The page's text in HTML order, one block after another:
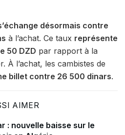
désormais contre
à l’achat. Ce taux représente
50 DZD par rapport à la
À l’achat, les cambistes de
billet contre 26 500 dinars.
AIMER
: nouvelle baisse sur le